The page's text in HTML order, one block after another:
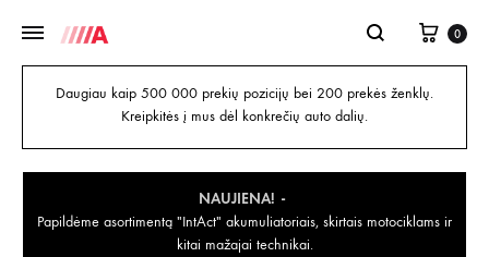
0
Daugiau kaip 500 000 prekių pozicijų bei 200 prekės ženklų.
Kreipkitės į mus dėl konkrečių auto dalių.
NAUJIENA!
Papildėme asortimentą "IntAct" akumuliatoriais, skirtais motociklams ir
kitai mažajai technikai.